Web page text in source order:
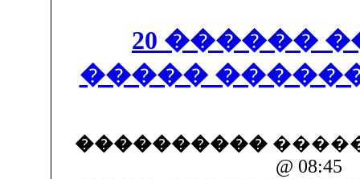
20 ������
�����
����������
@ 08:45